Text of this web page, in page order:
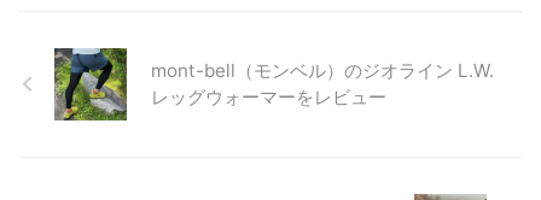
mont-bell（モンベル）のジオライン L.W.
レッグウォーマーをレビュー